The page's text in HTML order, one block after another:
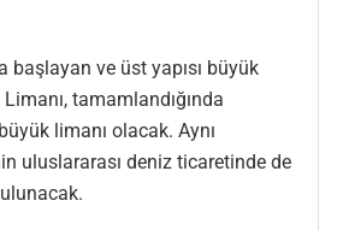
başlayan ve üst yapısı büyük
tamamlandığında
limanı olacak. Aynı
uluslararası deniz ticaretinde de